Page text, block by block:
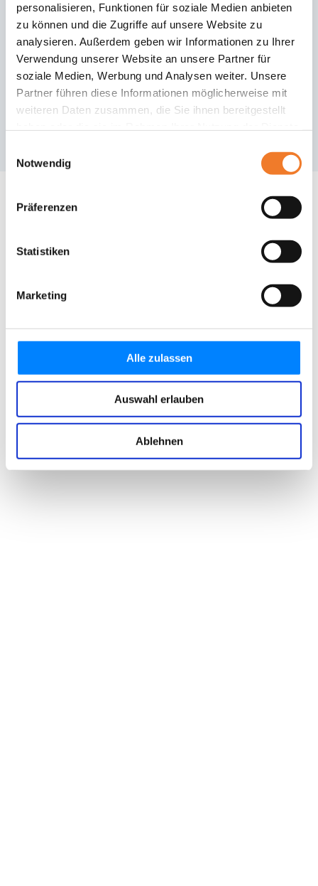
personalisieren, Funktionen für soziale Medien anbieten
zu können und die Zugriffe auf unsere Website zu
analysieren. Außerdem geben wir Informationen zu Ihrer
Verwendung unserer Website an unsere Partner für
soziale Medien, Werbung und Analysen weiter. Unsere
Partner führen diese Informationen möglicherweise mit
weiteren Daten zusammen, die Sie ihnen bereitgestellt
Notwendig
Präferenzen
Statistiken
Marketing
Alle zulassen
Auswahl erlauben
Ablehnen
Pilotprojektpartner
Turn-Klubb zu Hannover
Start: 13.08.2024
freitags18:30-20:00 Bismarckschule (An der
Bismarckschule 5)